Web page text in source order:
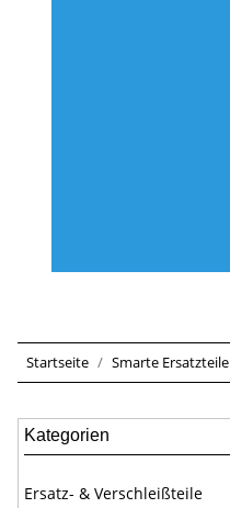
Startseite Smarte Ersatzteile
Kategorien
Ersatz- & Verschleißteile